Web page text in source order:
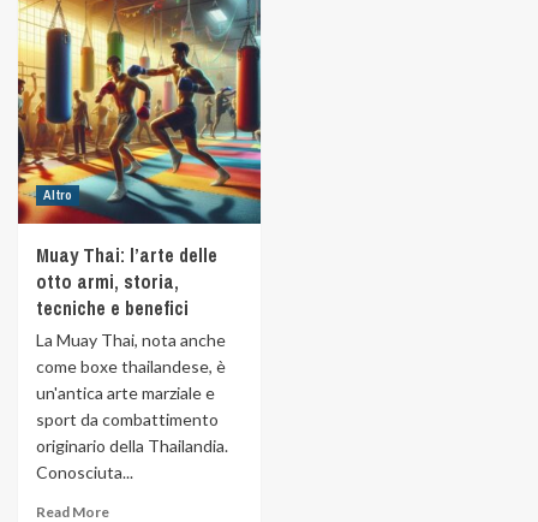
Altro
Muay Thai: l’arte delle
otto armi, storia,
tecniche e benefici
La Muay Thai, nota anche
come boxe thailandese, è
un'antica arte marziale e
sport da combattimento
originario della Thailandia.
Conosciuta...
Read More